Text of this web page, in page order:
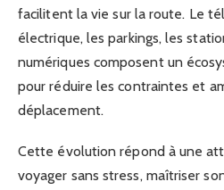
facilitent la vie sur la route. Le
électrique, les parkings, les
numériques composent un
pour réduire les contraintes et
déplacement.
Cette évolution répond à une
voyager sans stress, maîtriser